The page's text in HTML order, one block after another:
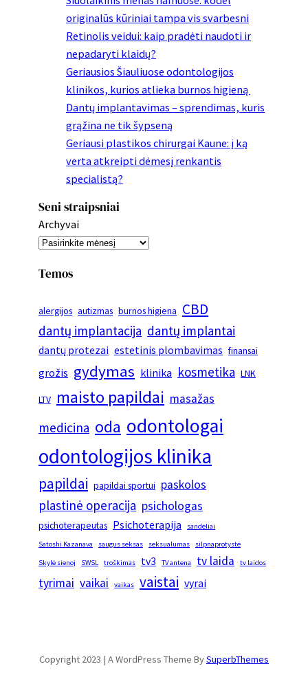
originalūs kūriniai tampa vis svarbesni
Retinolis veidui: kaip pradėti naudoti ir
nepadaryti klaidų?
Geriausios Šiauliuose odontologijos
klinikos, kurios atlieka burnos higieną
Dantų implantavimas – sprendimas, kuris
grąžina ne tik šypseną
Geriausi plastikos chirurgai Kaune: į ką
verta atkreipti dėmesį renkantis
specialistą?
Seni straipsniai
Archyvai
Temos
alergijos autizmas burnos higiena CBD
dantų implantacija dantų implantai
dantų protezai estetinis plombavimas finansai
grožis gydymas klinika kosmetika LNK
LTV maisto papildai masažas
medicina oda odontologai
odontologijos klinika
papildai papildai sportui paskolos
plastinė operacija psichologas
psichoterapeutas Psichoterapija
sandėliai
Satoshi Kazanava
saugus seksas seksualumas silpnaprotystė
Skylė sienoj SWSL troškimas tv3 TV antena tv laida tv laidos
tyrimai vaikai vaikas vaistai vyrai
Copyright 2023 | A WordPress Theme BySuperbThemes